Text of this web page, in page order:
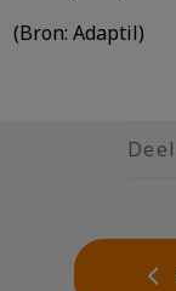
(Bron: Adaptil)
Deel